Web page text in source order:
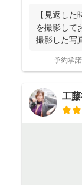
【見返し
を撮影して
撮影した写
予約承諾
工